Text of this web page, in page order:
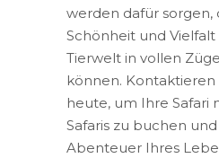
werden dafür sorgen,
Schönheit und
Tierwelt in vollen
können. Kontaktieren
heute, um Ihre Safari
Safaris zu buchen
Abenteuer Ihres